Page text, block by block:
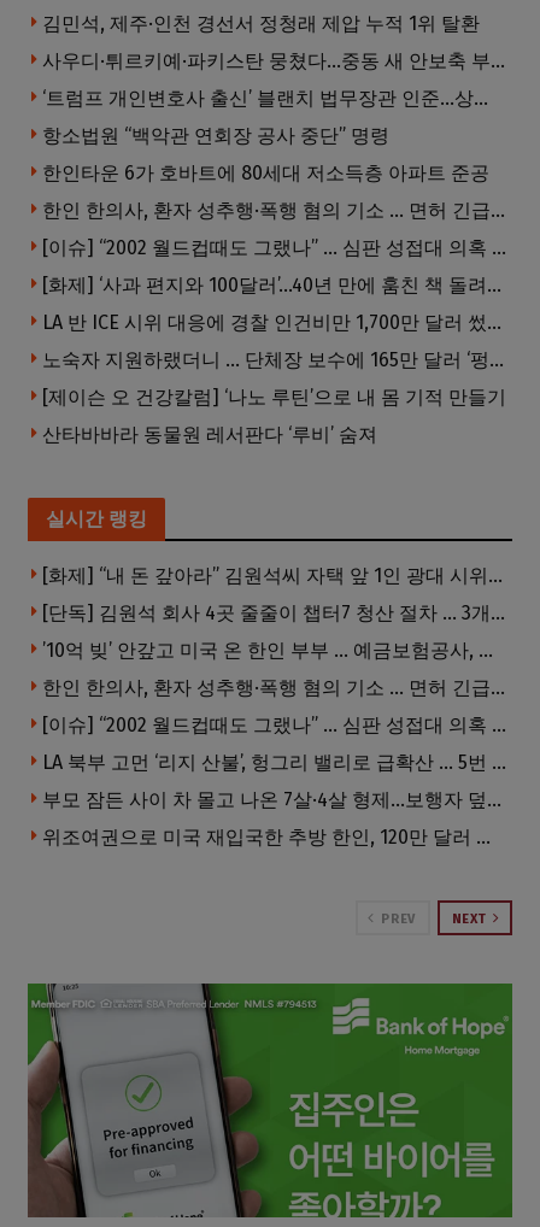
김민석, 제주·인천 경선서 정청래 제압 누적 1위 탈환
사우디·튀르키예·파키스탄 뭉쳤다…중동 새 안보축 부상하나
‘트럼프 개인변호사 출신’ 블랜치 법무장관 인준…상원 50대49 가결
항소법원 “백악관 연회장 공사 중단” 명령
한인타운 6가 호바트에 80세대 저소득층 아파트 준공
한인 한의사, 환자 성추행·폭행 혐의 기소 … 면허 긴급정지
[이슈] “2002 월드컵때도 그랬나” … 심판 성접대 의혹 해외로 일파만파, 4강 신화까지 불똥
[화제] ‘사과 편지와 100달러’…40년 만에 훔친 책 돌려준 절도범
LA 반 ICE 시위 대응에 경찰 인건비만 1,700만 달러 썼다.
노숙자 지원하랬더니 … 단체장 보수에 165만 달러 ‘펑펑’
[제이슨 오 건강칼럼] ‘나노 루틴’으로 내 몸 기적 만들기
산타바바라 동물원 레서판다 ‘루비’ 숨져
실시간 랭킹
[화제] “내 돈 갚아라” 김원석씨 자택 앞 1인 광대 시위 … 한인 투자사, “108만 달러 못받아”
[단독] 김원석 회사 4곳 줄줄이 챕터7 청산 절차 … 3개 법인 같은 날 동시 파산 신청
’10억 빚’ 안갚고 미국 온 한인 부부 … 예금보험공사, 미국서 소송
한인 한의사, 환자 성추행·폭행 혐의 기소 … 면허 긴급정지
[이슈] “2002 월드컵때도 그랬나” … 심판 성접대 의혹 해외로 일파만파, 4강 신화까지 불똥
LA 북부 고먼 ‘리지 산불’, 헝그리 밸리로 급확산 … 5번 Fwy 양방향 전면 폐쇄
부모 잠든 사이 차 몰고 나온 7살·4살 형제…보행자 덮쳐 중태
위조여권으로 미국 재입국한 추방 한인, 120만 달러 은행 사기 행각
PREV NEXT